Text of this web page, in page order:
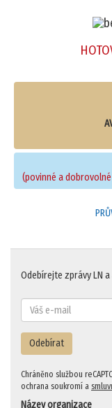
(povinné a
Odebírejte zprávy LN
Odebírat
Chráněno službou
ochrana soukromí a
Název organizace